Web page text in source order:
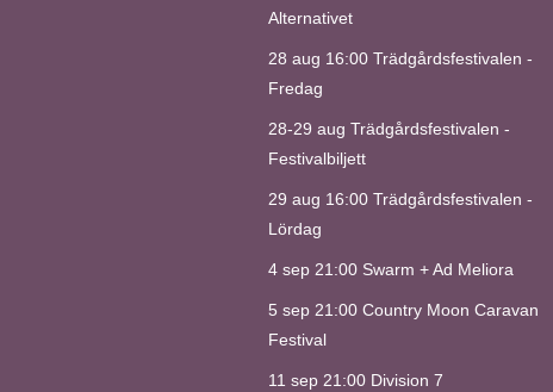
Alternativet
28 aug 16:00 Trädgårdsfestivalen -
Fredag
28-29 aug Trädgårdsfestivalen -
Festivalbiljett
29 aug 16:00 Trädgårdsfestivalen -
Lördag
4 sep 21:00 Swarm + Ad Meliora
5 sep 21:00 Country Moon Caravan
Festival
11 sep 21:00 Division 7